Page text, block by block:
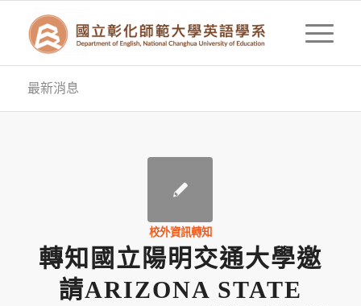
最新消息
校外資訊轉知
轉知國立陽明交通大學邀
請ARIZONA STATE